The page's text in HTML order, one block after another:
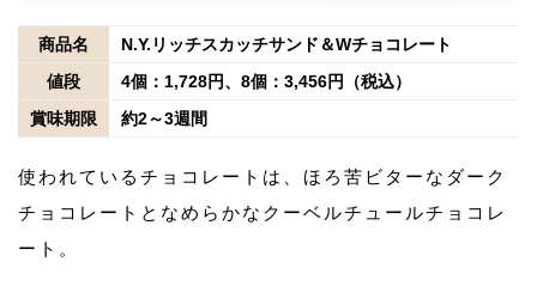
商品名
N.Y.リッチスカッチサンド＆Wチョコレート
値段
4個：1,728円、8個：3,456円（税込）
賞味期限
約2～3週間
使われているチョコレートは、ほろ苦ビターなダーク
チョコレートとなめらかなクーベルチュールチョコレ
ート。